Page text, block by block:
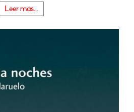
Leer más...